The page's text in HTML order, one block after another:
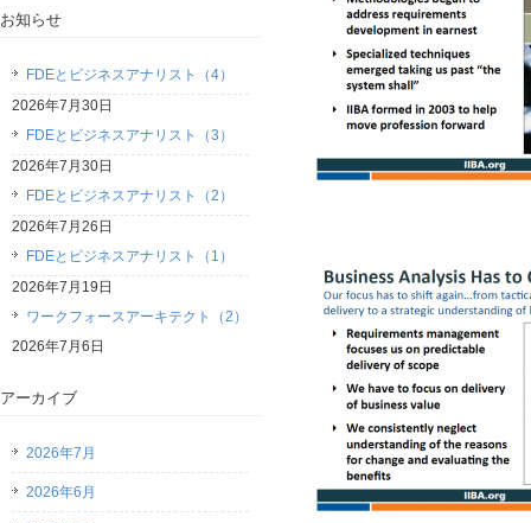
お知らせ
FDEとビジネスアナリスト（4）
2026年7月30日
FDEとビジネスアナリスト（3）
2026年7月30日
FDEとビジネスアナリスト（2）
2026年7月26日
FDEとビジネスアナリスト（1）
2026年7月19日
ワークフォースアーキテクト（2）
2026年7月6日
アーカイブ
2026年7月
2026年6月